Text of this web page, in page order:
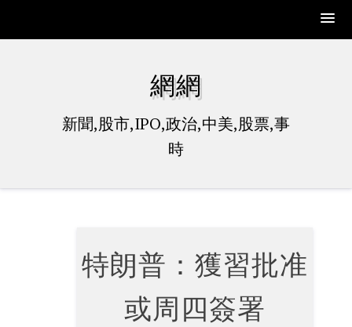
網網
新聞,股市,IPO,政治,中美,股票,事
時
特朗普：獲習批准
或周四簽署